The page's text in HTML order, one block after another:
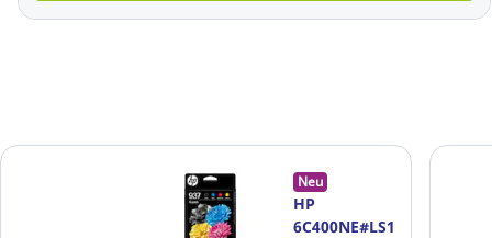
Neu
HP
6C400NE#LS1